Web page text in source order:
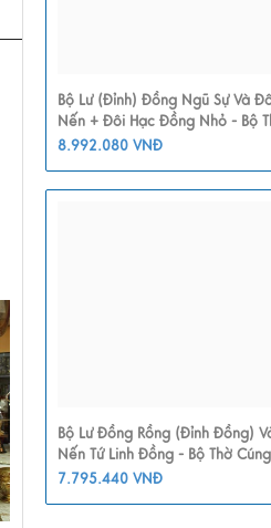
Bộ Lư (Đỉnh) Đồng Ngũ Sự Và
Nến + Đôi Hạc Đồng Nhỏ - Bộ
MNV-DD21-1
8.992.080 VNĐ
Bộ Lư Đồng Rồng (Đỉnh Đồng)
Nến Tứ Linh Đồng - Bộ Thờ
DD19
7.795.440 VNĐ